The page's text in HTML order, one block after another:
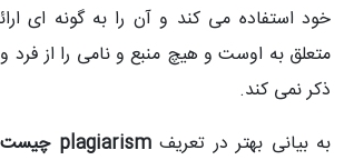
خود استفاده می کند و آن را به گونه ای
متعلق به اوست و هیچ منبع و نامی را از
ذکر نمی کند.
به بیانی بهتر در تعریفplagiarism چیست